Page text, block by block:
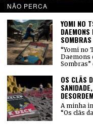
NÃO PERCA
YOMI NO
SOMBRAS
“Yomi no
Daemons
Sombras”
OS CLÃS
A minha
“Os clãs